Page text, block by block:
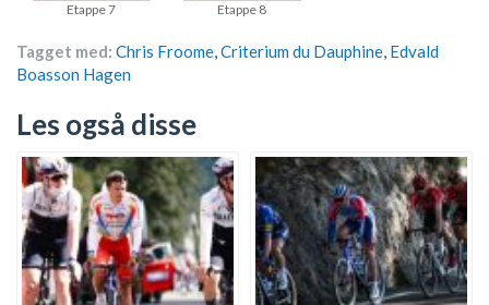
Etappe 7 Etappe 8
Tagget med: Chris Froome,Criterium du Dauphine, Edvald
Boasson Hagen
Les også disse